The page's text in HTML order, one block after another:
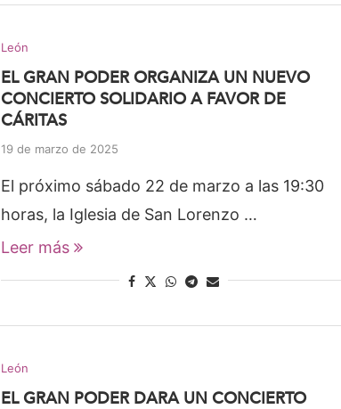
León
EL GRAN PODER ORGANIZA UN NUEVO
CONCIERTO SOLIDARIO A FAVOR DE
CÁRITAS
19 de marzo de 2025
El próximo sábado 22 de marzo a las 19:30
horas, la Iglesia de San Lorenzo …
Leer más
León
EL GRAN PODER DARA UN CONCIERTO